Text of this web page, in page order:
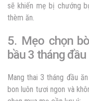
sẽ khiến mẹ bị chướng
thèm ăn.
5. Mẹo chọn
bầu 3 tháng đầu
Mang thai 3 tháng đầu
bon luôn tươi ngon và